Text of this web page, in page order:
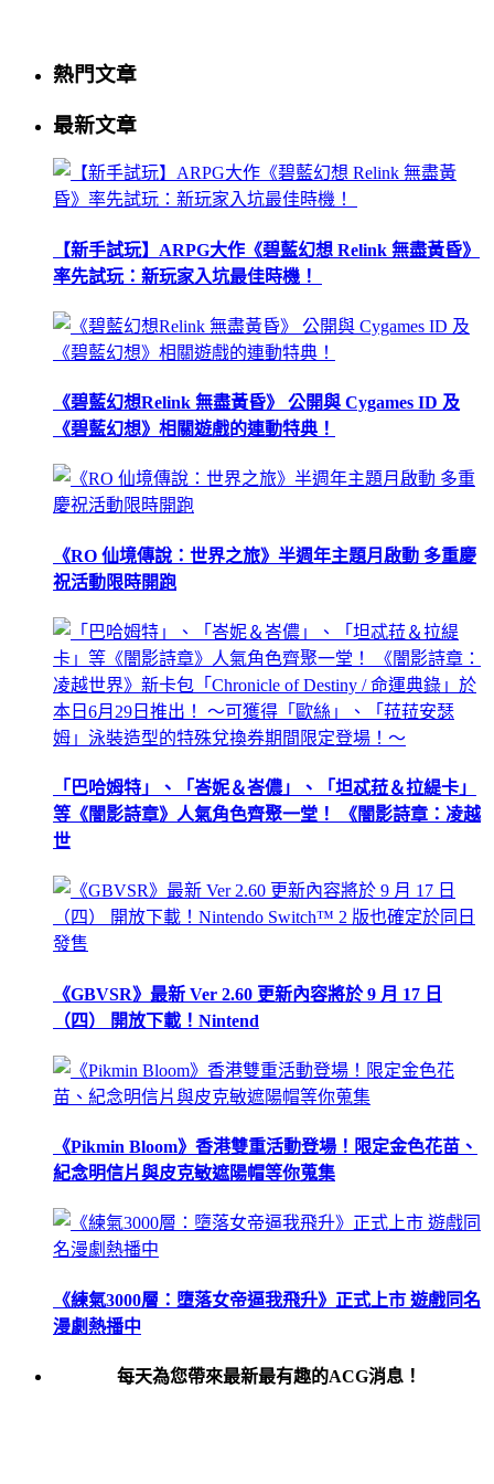
熱門文章
最新文章
【新手試玩】ARPG大作《碧藍幻想 Relink 無盡黃昏》
率先試玩：新玩家入坑最佳時機！
《碧藍幻想Relink 無盡黃昏》 公開與 Cygames ID 及
《碧藍幻想》相關遊戲的連動特典！
《RO 仙境傳說：世界之旅》半週年主題月啟動 多重慶
祝活動限時開跑
「巴哈姆特」、「峇妮＆峇儂」、「坦忒菈＆拉緹卡」
等《闇影詩章》人氣角色齊聚一堂！ 《闇影詩章：凌越
世
《GBVSR》最新 Ver 2.60 更新內容將於 9 月 17 日
（四） 開放下載！Nintend
《Pikmin Bloom》香港雙重活動登場！限定金色花苗、
紀念明信片與皮克敏遮陽帽等你蒐集
《練氣3000層：墮落女帝逼我飛升》正式上市 遊戲同名
漫劇熱播中
每天為您帶來最新最有趣的ACG消息！